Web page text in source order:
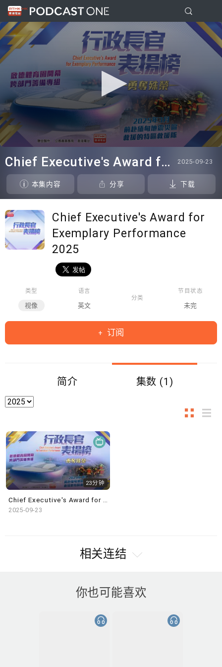
seconds
of
23
minutes,
37
seconds
Chief Executive's Award for Exemplary Performance 2025 2025-09-23
本集内容 分享 下载
Chief Executive's Award for
Exemplary Performance
2025
类型
视像
语言
英文
分类
节目状态
未完
订阅
简介 集数 (1)
23分钟
Chief Executive's Award for Exemplary Performance 2025
2025-09-23
相关连结
你也可能喜欢